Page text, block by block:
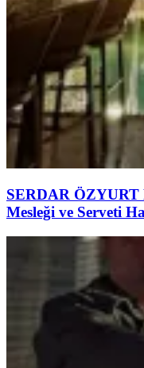
SERDAR ÖZYURT
Mesleği ve Serveti